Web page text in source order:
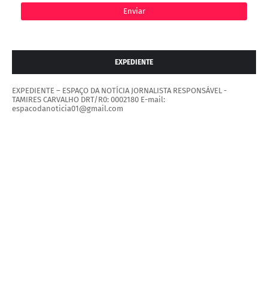
EXPEDIENTE
EXPEDIENTE – ESPAÇO DA NOTÍCIA JORNALISTA RESPONSÁVEL -
TAMIRES CARVALHO DRT/R0: 0002180 E-mail:
espacodanoticia01@gmail.com